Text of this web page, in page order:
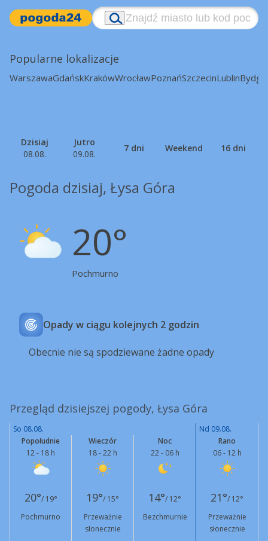
Popularne lokalizacje
WarszawaGdańskKrakówWrocławPoznańSzczecinLublin
Dzisiaj
08.08.
Jutro
09.08.
7 dni Weekend 16 dni
Pogoda dzisiaj, Łysa Góra
20°
Pochmurno
Opady w ciągu kolejnych 2 godzin
Obecnie nie są spodziewane żadne opady
Przegląd dzisiejszej pogody, Łysa Góra
So 08.08.
Nd 09.08.
Popołudnie
12 - 18 h
Wieczór
18 - 22 h
Noc
22 - 06 h
Rano
06 - 12 h
20°/ 19° 19°/ 15° 14°/ 12° 21°/ 12°
Pochmurno
Przeważnie
słonecznie
Bezchmurnie
Przeważnie
słonecznie